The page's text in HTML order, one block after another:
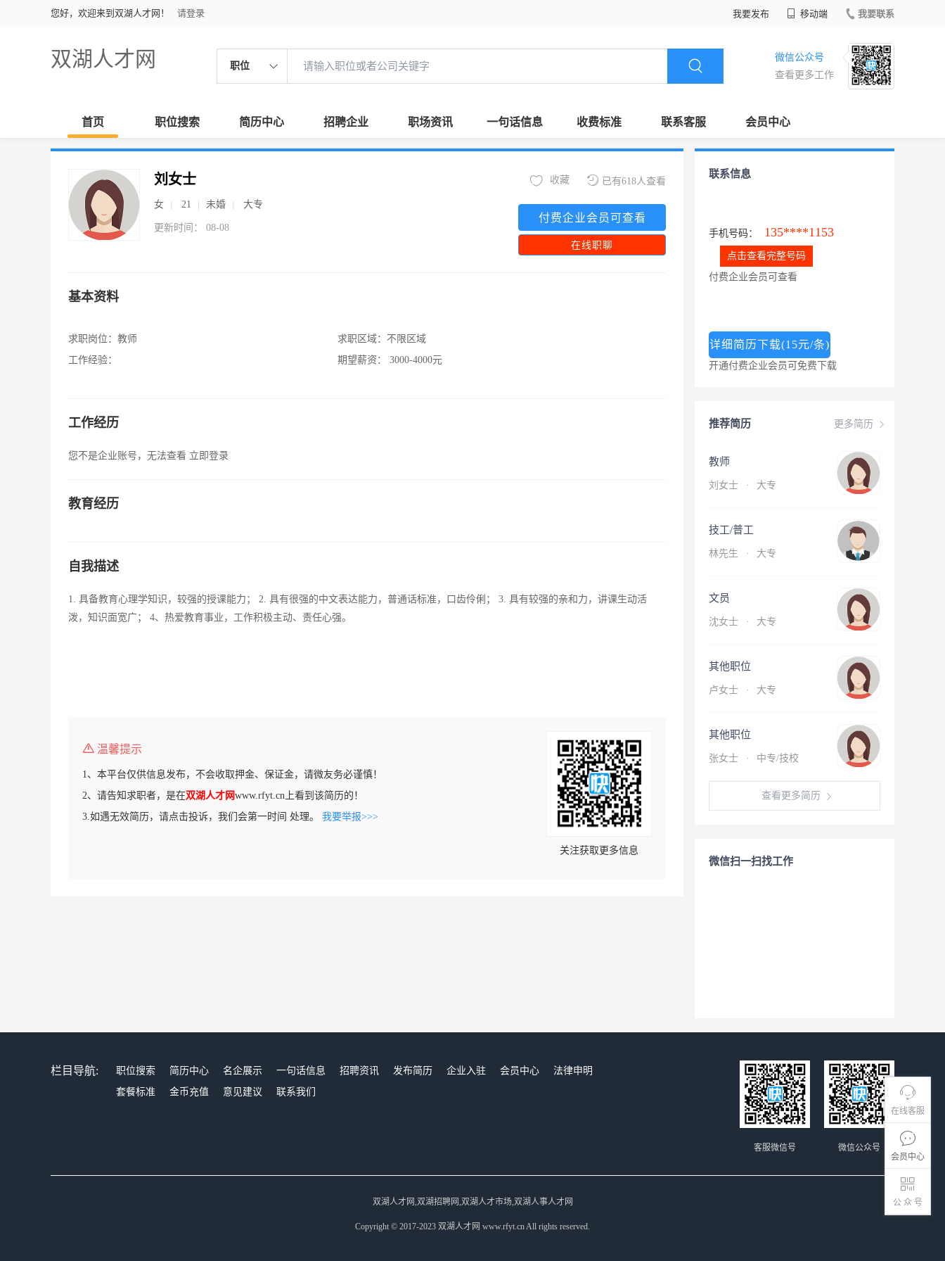
您好，欢迎来到双湖人才网！ 请登录 我要发布 移动端 我要联系
双湖人才网 职位
微信公众号
查看更多工作
首页 职位搜索 简历中心 招聘企业 职场资讯 一句话信息 收费标准 联系客服 会员中心
在线客服
会员中心
公 众 号
刘女士
女 21 未婚 大专
更新时间： 08-08
已有618人查看
收藏
付费企业会员可查看
在线职聊
基本资料
求职岗位： 教师
工作经验：
求职区域： 不限区域
期望薪资：
3000-4000元
工作经历
您不是企业账号，无法查看 立即登录
教育经历
自我描述
1. 具备教育心理学知识，较强的授课能力； 2. 具有很强的中文表达能力，普通话标准，口齿伶俐； 3. 具有较强的亲和力，讲课生动活
泼，知识面宽广； 4、热爱教育事业，工作积极主动、责任心强。
温馨提示
1、本平台仅供信息发布，不会收取押金、保证金，请微友务必谨慎！
2、请告知求职者，是在双湖人才网www.rfyt.cn上看到该简历的！
3.如遇无效简历，请点击投诉，我们会第一时间 处理。 我要举报>>>
关注获取更多信息
联系信息
手机号码： 135****1153
点击查看完整号码
付费企业会员可查看
详细简历下载(15元/条)
开通付费企业会员可免费下载
更多简历
推荐简历
教师
刘女士 · 大专
技工/普工
林先生 · 大专
文员
沈女士 · 大专
其他职位
卢女士 · 大专
其他职位
张女士 · 中专/技校
查看更多简历
微信扫一扫找工作
栏目导航: 职位搜索 简历中心 名企展示 一句话信息 招聘资讯 发布简历 企业入驻 会员中心
法律申明
套餐标准
金币充值 意见建议 联系我们
微信公众号
客服微信号
双湖人才网,双湖招聘网,双湖人才市场,双湖人事人才网
Copyright © 2017-2023 双湖人才网 www.rfyt.cn All rights reserved.